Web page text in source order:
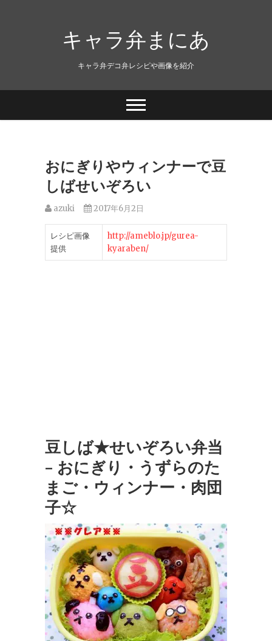
キャラ弁まにあ
キャラ弁デコ弁レシピや画像を紹介
おにぎりやウィンナーで豆
しばせいぞろい
azuki 2017年6月2日
レシピ画像
提供
http://ameblo.jp/gurea-
kyaraben/
豆しば★せいぞろい弁当
– おにぎり・うずらのた
まご・ウィンナー・肉団
子☆